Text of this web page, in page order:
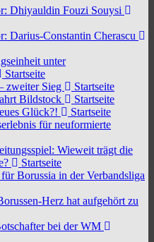
Dhiyauldin Fouzi Souysi
Darius-Constantin Cherascu
unter
Startseite
zweiter Sieg
Startseite
Bildstock
Startseite
Glück?!
Startseite
für neuformierte
Wieweit trägt die
Startseite
Borussia in der Verbandsliga
Herz hat aufgehört zu
bei der WM